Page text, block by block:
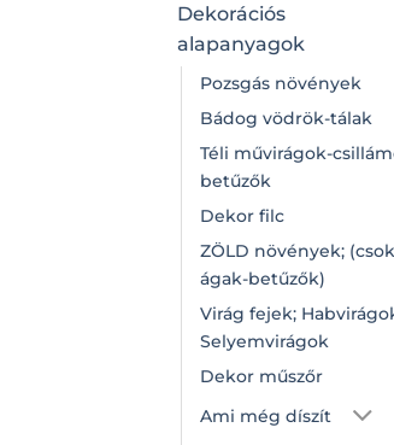
Dekorációs
alapanyagok
Pozsgás növények
Bádog vödrök-tálak
Téli művirágok-
betűzők
Dekor filc
ZÖLD növények;
ágak-betűzők)
Virág fejek;
Selyemvirágok
Dekor műszőr
Ami még díszít